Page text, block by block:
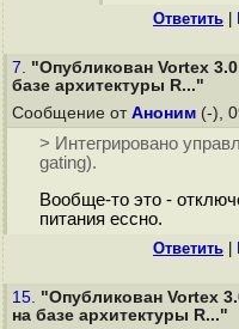
Ответить
7. "Опубликован Vortex
базе архитектуры R..."
Сообщение от Аноним (-),
> Интегрировано
gating).
Вообще-то это -
питания ессно.
Ответить
15. "Опубликован Vortex
на базе архитектуры R..."